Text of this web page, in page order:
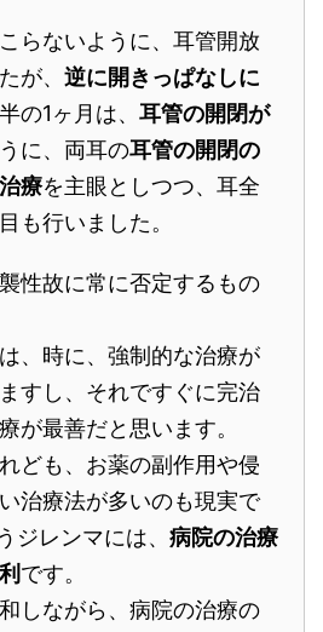
らないように、耳管開放
が、 逆に開きっぱなしに
の1ヶ月は、 耳管の開閉が
に、両耳の耳管の開閉の
療を主眼としつつ、耳全
も行いました。
性故に常に否定するもの
、時に、強制的な治療が
すし、それですぐに完治
が最善だと思います。
ども、お薬の副作用や侵
治療法が多いのも現実で
ジレンマには、 病院の治療
です。
しながら、病院の治療の